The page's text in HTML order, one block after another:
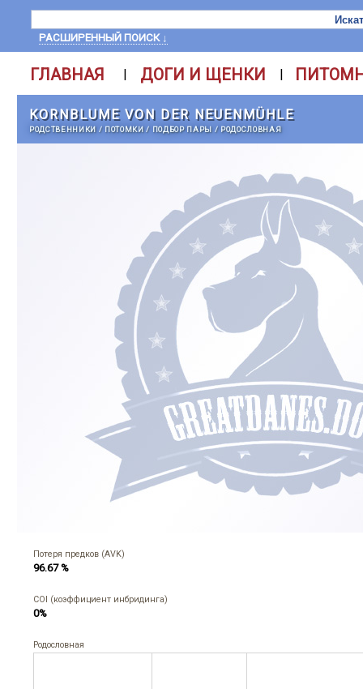
РАСШИРЕННЫЙ ПОИСК ↓
ГЛАВНАЯ | ДОГИ И ЩЕНКИ |
KORNBLUME VON DER NEUENMÜHLE
РОДСТВЕННИКИ / ПОТОМКИ/ ПОДБОР ПАРЫ / РОДОСЛОВНАЯ
Потеря предков (AVK)
96.67 %
COI (коэффициент инбридинга)
0%
Родословная